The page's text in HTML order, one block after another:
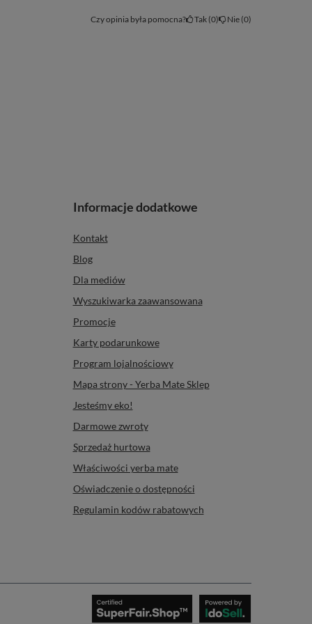
Czy opinia była pomocna? Tak 0 Nie 0
Informacje dodatkowe
Kontakt
Blog
Dla mediów
Wyszukiwarka zaawansowana
Promocje
Karty podarunkowe
Program lojalnościowy
Mapa strony - Yerba Mate Sklep
Jesteśmy eko!
Darmowe zwroty
Sprzedaż hurtowa
Właściwości yerba mate
Oświadczenie o dostępności
Regulamin kodów rabatowych